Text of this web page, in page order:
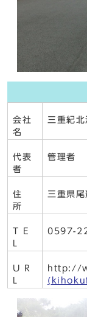
会社
名
三重紀
代表
者
管理者
住
所
三重県
T E
L
0597-
U R
L
http://